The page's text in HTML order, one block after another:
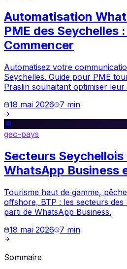
Automatisation
PME des Seychelles
Commencer
Automatisez votre
Seychelles. Guide pour PME
Praslin souhaitant optimiser leur
18 mai 2026
7 min
💬
geo-pays
Secteurs
WhatsApp Business
Tourisme haut de gamme,
offshore, BTP : les secteurs des
parti de WhatsApp Business.
18 mai 2026
7 min
Sommaire